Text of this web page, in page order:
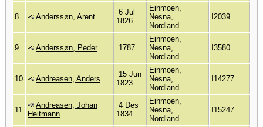
8 Anderssøn, Arent
6 Jul
1826
Einmoen,
Nesna,
Nordland
I2039
9 Anderssøn, Peder 1787
Einmoen,
Nesna,
Nordland
I3580
10 Andreasen, Anders
15 Jun
1823
Einmoen,
Nesna,
Nordland
I14277
11
Andreasen, Johan
Heitmann
4 Des
1834
Einmoen,
Nesna,
Nordland
I15247